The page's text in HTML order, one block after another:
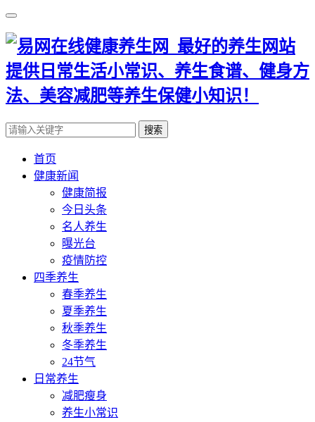
搜索
首页
健康新闻
健康简报
今日头条
名人养生
曝光台
疫情防控
四季养生
春季养生
夏季养生
秋季养生
冬季养生
24节气
日常养生
减肥瘦身
养生小常识